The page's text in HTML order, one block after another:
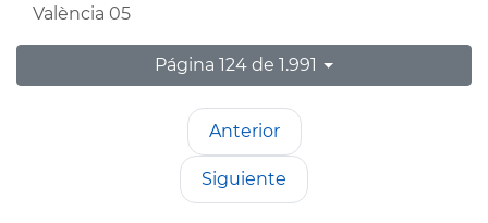
València 05
Página 124 de 1.991
Anterior
Siguiente